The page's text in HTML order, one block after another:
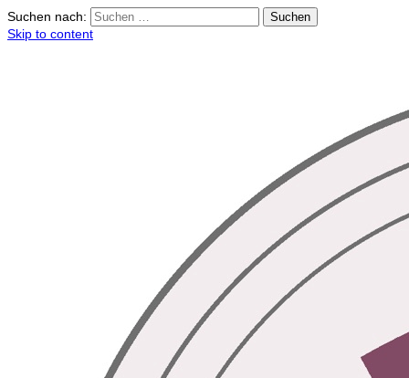
Suchen nach:
Skip to content